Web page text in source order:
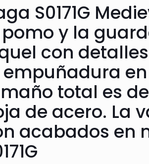
S0171G
y la
con
en
total es
de acero. La
acabados en